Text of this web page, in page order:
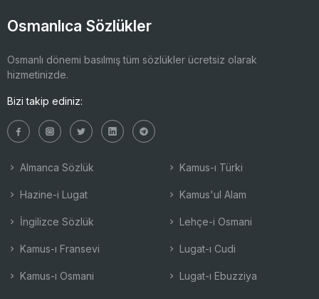
Osmanlıca Sözlükler
Osmanlı dönemi basılmış tüm sözlükler ücretsiz olarak
hizmetinizde.
Bizi takip ediniz:
Almanca Sözlük
Hazine-i Lugat
İngilizce Sözlük
Kamus-ı Fransevi
Kamus-ı Osmani
Kamus-ı Türki
Kamus'ul Alam
Lehçe-i Osmani
Lugat-ı Cudi
Lugat-ı Ebuzziya